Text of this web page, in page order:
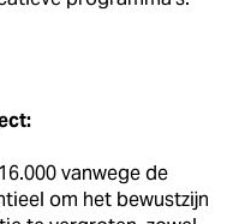
vanwege de
om het bewustzijn